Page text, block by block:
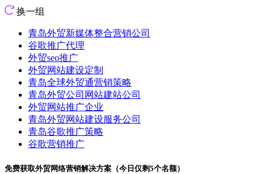
换一组
青岛外贸新媒体整合营销公司
谷歌推广代理
外贸seo推广
外贸网站建设定制
青岛全球外贸通营销策略
青岛外贸公司网站建站公司
外贸网站推广企业
青岛外贸网站建设服务公司
青岛谷歌推广策略
谷歌营销推广
免费获取外贸网络营销解决方案（今日仅剩5个名额）